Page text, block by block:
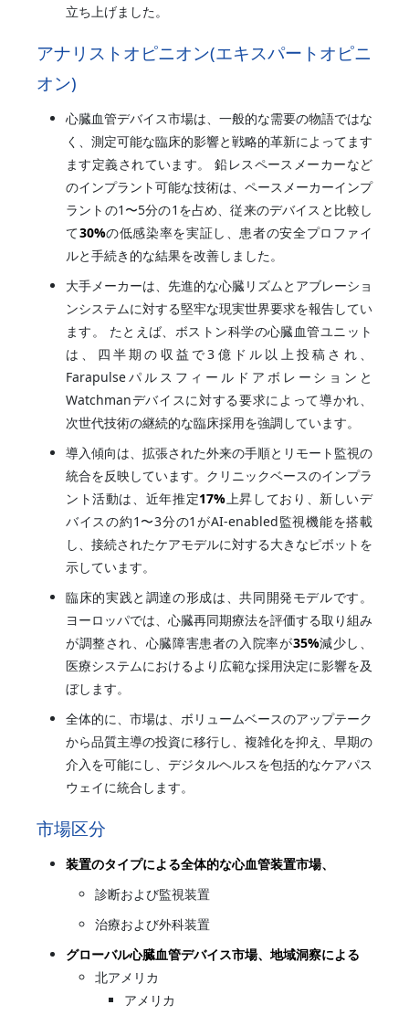
立ち上げました。
アナリストオピニオン(エキスパートオピニ
オン)
心臓血管デバイス市場は、一般的な需要の物語ではな
く、測定可能な臨床的影響と戦略的革新によってます
ます定義されています。 鉛レスペースメーカーなど
のインプラント可能な技術は、ペースメーカーインプ
ラントの1〜5分の1を占め、従来のデバイスと比較し
て30%の低感染率を実証し、患者の安全プロファイ
ルと手続き的な結果を改善しました。
大手メーカーは、先進的な心臓リズムとアブレーショ
ンシステムに対する堅牢な現実世界要求を報告してい
ます。 たとえば、ボストン科学の心臓血管ユニット
は、四半期の収益で3億ドル以上投稿され、
Farapulseパルスフィールドアボレーションと
Watchmanデバイスに対する要求によって導かれ、
次世代技術の継続的な臨床採用を強調しています。
導入傾向は、拡張された外来の手順とリモート監視の
統合を反映しています。クリニックベースのインプラ
ント活動は、近年推定17%上昇しており、新しいデ
バイスの約1〜3分の1がAI-enabled監視機能を搭載
し、接続されたケアモデルに対する大きなピボットを
示しています。
臨床的実践と調達の形成は、共同開発モデルです。
ヨーロッパでは、心臓再同期療法を評価する取り組み
が調整され、心臓障害患者の入院率が35%減少し、
医療システムにおけるより広範な採用決定に影響を及
ぼします。
全体的に、市場は、ボリュームベースのアップテーク
から品質主導の投資に移行し、複雑化を抑え、早期の
介入を可能にし、デジタルヘルスを包括的なケアパス
ウェイに統合します。
市場区分
装置のタイプによる全体的な心血管装置市場、
診断および監視装置
治療および外科装置
グローバル心臓血管デバイス市場、地域洞察による
北アメリカ
アメリカ